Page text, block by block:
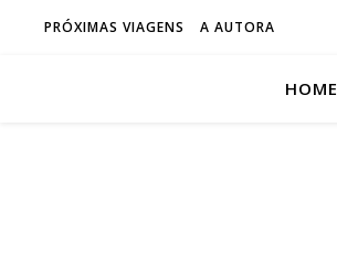
PRÓXIMAS VIAGENS A AUTORA
HOME